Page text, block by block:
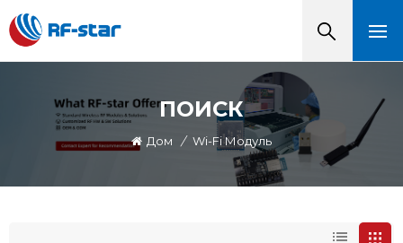
ПОИСК
Дом / Wi-Fi Модуль